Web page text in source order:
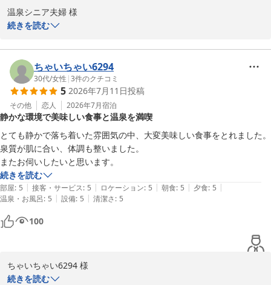
2026-06-18
温泉シニア夫婦 様
お食事をお楽しみいただけたこと、大変嬉しく思います。
さらにご満足いただける料理を提供できるよう努力して参ります。
充実のサービスで癒しのひとときをご堪能いただけますよう、おも
てなしさせていただきますので、
今後とも大丸温泉旅館をよろしくお願い申し上げます。
大丸温泉旅館
那須温泉 大丸温泉旅館
2026-07-23
続きを読む
ちゃいちゃい6294
30代/女性 |3件のクチコミ
5 2026年7月11日投稿
その他 恋人 2026年7月宿泊
静かな環境で美味しい食事と温泉を満喫
とても静かで落ち着いた雰囲気の中、大変美味しい食事をとれました。
泉質が肌に合い、体調も整いました。
またお伺いしたいと思います。
続きを読む
部屋: 5 | 接客・サービス: 5 | ロケーション: 5 | 朝食: 5 | 夕食: 5 |
温泉・お風呂: 5 | 設備: 5 | 清潔さ: 5
100
ちゃいちゃい6294 様
続きを読む